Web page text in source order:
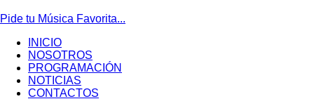
Pide tu Música Favorita...
INICIO
NOSOTROS
PROGRAMACIÓN
NOTICIAS
CONTACTOS